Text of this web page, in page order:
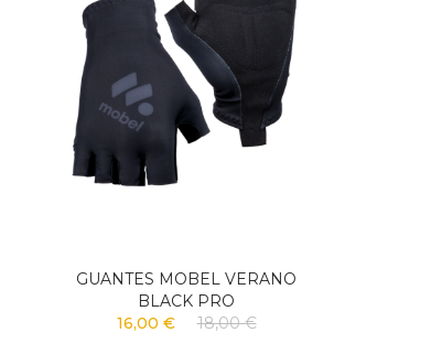
GUANTES MOBEL VERANO
BLACK PRO
16,00 €
18,00 €